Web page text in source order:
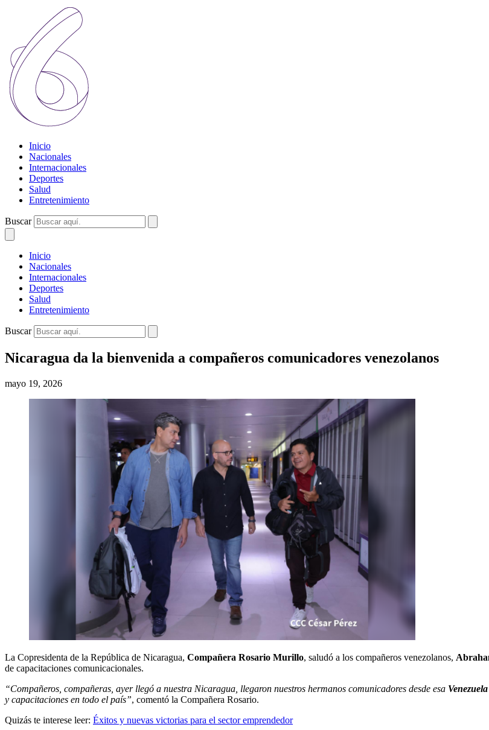
Inicio
Nacionales
Internacionales
Deportes
Salud
Entretenimiento
Buscar
Inicio
Nacionales
Internacionales
Deportes
Salud
Entretenimiento
Buscar
Nicaragua da la bienvenida a compañeros comunicadores venezolanos
mayo 19, 2026
La Copresidenta de la República de Nicaragua, Compañera Rosario Murillo, saludó a los compañeros venezolanos,
de capacitaciones comunicacionales.
“Compañeros, compañeras, ayer llegó a nuestra Nicaragua, llegaron nuestros hermanos comunicadores desde esa
y capacitaciones en todo el país”, comentó la Compañera Rosario.
Quizás te interese leer: Éxitos y nuevas victorias para el sector emprendedor